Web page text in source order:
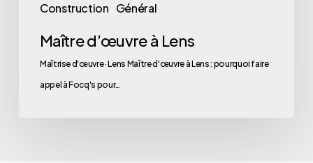
Construction Général
Maître d’œuvre à Lens
Maîtrise d'œuvre · Lens Maître d'œuvre à Lens : pourquoi faire
appel à Focq's pour…